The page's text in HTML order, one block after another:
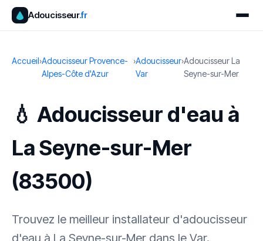
Adoucisseur.fr
Accueil›Adoucisseur Provence-
Alpes-Côte d'Azur
›Adoucisseur
Var
›Adoucisseur La
Seyne-sur-Mer
💧 Adoucisseur d'eau à
La Seyne-sur-Mer
(83500)
Trouvez le meilleur installateur d'adoucisseur
d'eau à La Seyne-sur-Mer dans le Var.